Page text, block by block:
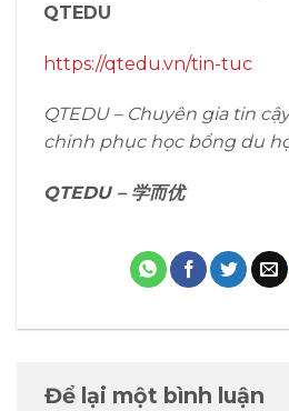
QTEDU
https://qtedu.vn/tin-tuc
QTEDU – Chuyên gia tin
chinh phục học bổng du
QTEDU – 学而优
Để lại một bình luận